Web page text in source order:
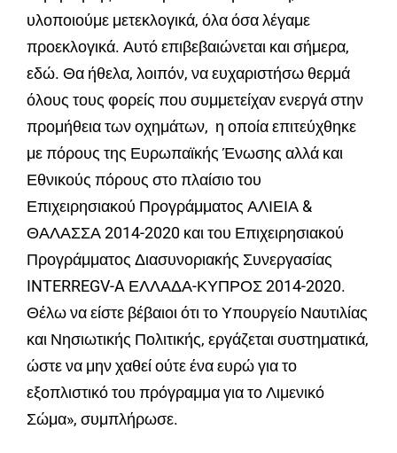
υλοποιούμε μετεκλογικά, όλα όσα λέγαμε
προεκλογικά. Αυτό επιβεβαιώνεται και σήμερα,
εδώ. Θα ήθελα, λοιπόν, να ευχαριστήσω θερμά
όλους τους φορείς που συμμετείχαν ενεργά στην
προμήθεια των οχημάτων, η οποία επιτεύχθηκε
με πόρους της Ευρωπαϊκής Ένωσης αλλά και
Εθνικούς πόρους στο πλαίσιο του
Επιχειρησιακού Προγράμματος ΑΛΙΕΙΑ &
ΘΑΛΑΣΣΑ 2014-2020 και του Επιχειρησιακού
Προγράμματος Διασυνοριακής Συνεργασίας
INTERREGV-A ΕΛΛΑΔΑ-ΚΥΠΡΟΣ 2014-2020.
Θέλω να είστε βέβαιοι ότι το Υπουργείο Ναυτιλίας
και Νησιωτικής Πολιτικής, εργάζεται συστηματικά,
ώστε να μην χαθεί ούτε ένα ευρώ για το
εξοπλιστικό του πρόγραμμα για το Λιμενικό
Σώμα», συμπλήρωσε.